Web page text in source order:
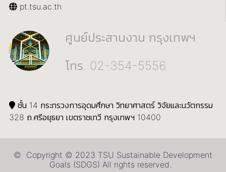
pt.tsu.ac.th
ศูนย์ประสานงาน กรุงเทพฯ
โทร. 02-354-5556
ชั้น 14 กระทรวงการอุดมศึกษา วิทยาศาสตร์ วิจัยและนวัตกรรม
328 ถ.ศรีอยุธยา เขตราชเทวี กรุงเทพฯ 10400
© Copyright © 2023 TSU Sustainable Development
Goals (SDGS) All rights reserved.